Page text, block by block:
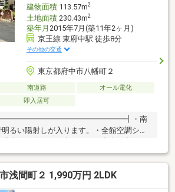
建物面積113.57m2
土地面積230.43m2
築年月 2015年7月(築11年2ヶ月)
京王線 東府中駅 徒歩8分
その他の交通
東京都府中市八幡町２
南道路
オール電化
即入居可
╋━━━━━━━━━━━━━━━━━┫・南
るい陽射しが入ります。・全館空調シス
電気でまかなうオール電化住宅です。・
納力が豊富なL型システムキッチン。・収
キッチンに隣接しています。・玄関に入
いをしてから室内に入れます。・2階の洋
浅間町２ 1,990万円 2LDK